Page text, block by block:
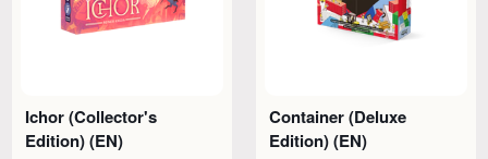
Ichor (Collector's
Edition) (EN)
Container (Deluxe
Edition) (EN)